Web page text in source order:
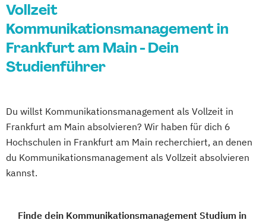
Vollzeit
Kommunikationsmanagement in
Frankfurt am Main - Dein
Studienführer
Du willst Kommunikationsmanagement als Vollzeit in
Frankfurt am Main absolvieren? Wir haben für dich 6
Hochschulen in Frankfurt am Main recherchiert, an denen
du Kommunikationsmanagement als Vollzeit absolvieren
kannst.
Finde dein Kommunikationsmanagement Studium in